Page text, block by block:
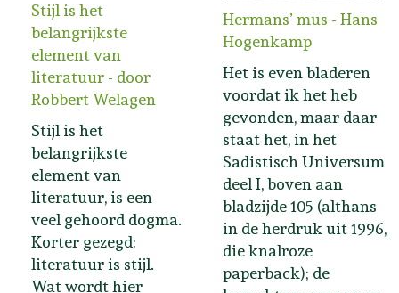
Stijl is het
belangrijkste
element van
literatuur - door
Robbert Welagen
Stijl is het
belangrijkste
element van
literatuur, is een
veel gehoord dogma.
Korter gezegd:
literatuur is stijl.
Wat wordt hier
Hermans’ mus - Hans
Hogenkamp
Het is even bladeren
voordat ik het heb
gevonden, maar daar
staat het, in het
Sadistisch Universum
deel I, boven aan
bladzijde 105 (althans
in de herdruk uit 1996,
die knalroze
paperback); de